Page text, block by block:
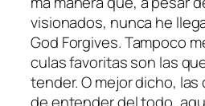
vi­sio­na­dos, nun­ca he
God Forgives. Tampoco
cu­las fa­vo­ri­tas son las
ten­der. O me­jor di­cho,